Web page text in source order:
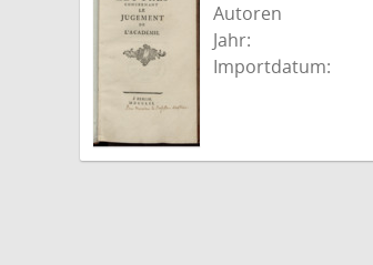
Autoren
Jahr:
Importdatum: